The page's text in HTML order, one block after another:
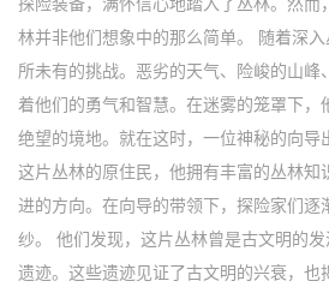
探险装备，满怀信心地踏入了丛林。然而
林并非他们想象中的那么简单。 随着深
所未有的挑战。恶劣的天气、险峻的山峰
着他们的勇气和智慧。在迷雾的笼罩下，
绝望的境地。就在这时，一位神秘的向导
这片丛林的原住民，他拥有丰富的丛林知
进的方向。在向导的带领下，探险家们逐
纱。 他们发现，这片丛林曾是古文明的
遗迹。这些遗迹见证了古文明的兴衰，也